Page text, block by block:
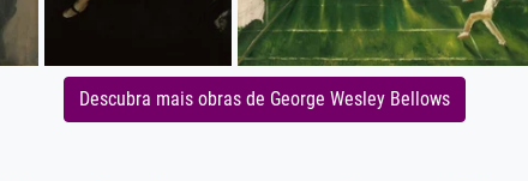
Descubra mais obras de George Wesley Bellows